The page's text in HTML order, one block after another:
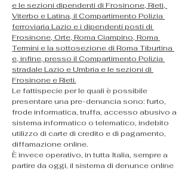
e le sezioni dipendenti di Frosinone, Rieti,
Viterbo e Latina, il Compartimento Polizia
ferroviaria Lazio e i dipendenti posti di
Frosinone, Orte, Roma Ciampino, Roma
Termini e la sottosezione di Roma Tiburtina
e, infine, presso il Compartimento Polizia
stradale Lazio e Umbria e le sezioni di
Frosinone e Rieti.
Le fattispecie per le quali è possibile
presentare una pre-denuncia sono: furto,
frode informatica, truffa, accesso abusivo a
sistema informatico o telematico, indebito
utilizzo di carte di credito e di pagamento,
diffamazione online.
È invece operativo, in tutta Italia, sempre a
partire da oggi, il sistema di denunce online